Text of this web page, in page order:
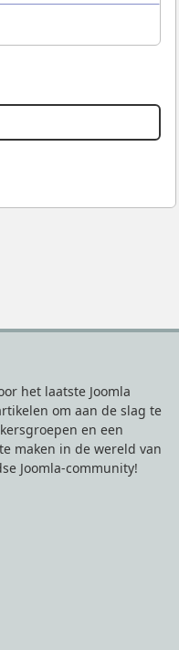
het laatste Joomla
om aan de slag te
en een
maken in de wereld van
Joomla-community!